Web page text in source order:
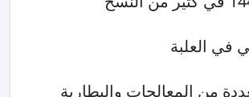
في العلبة
من المعالجات والبطارية